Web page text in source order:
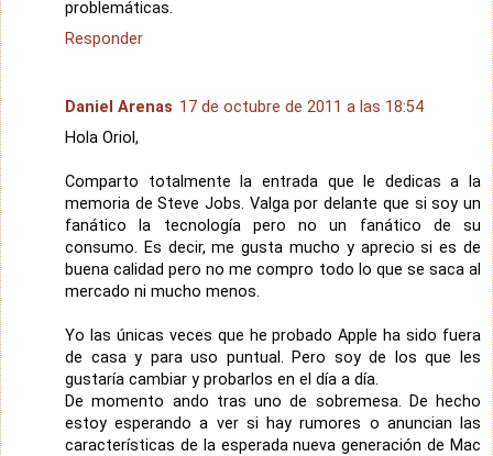
problemáticas.
Responder
Daniel Arenas 17 de octubre de 2011 a las 18:54
Hola Oriol,
Comparto totalmente la entrada que le dedicas a la
memoria de Steve Jobs. Valga por delante que si soy un
fanático la tecnología pero no un fanático de su
consumo. Es decir, me gusta mucho y aprecio si es de
buena calidad pero no me compro todo lo que se saca al
mercado ni mucho menos.
Yo las únicas veces que he probado Apple ha sido fuera
de casa y para uso puntual. Pero soy de los que les
gustaría cambiar y probarlos en el día a día.
De momento ando tras uno de sobremesa. De hecho
estoy esperando a ver si hay rumores o anuncian las
características de la esperada nueva generación de Mac